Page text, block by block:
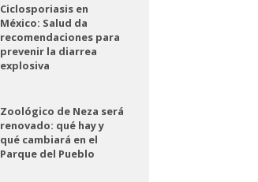
Ciclosporiasis en
México: Salud da
recomendaciones para
prevenir la diarrea
explosiva
Zoológico de Neza será
renovado: qué hay y
qué cambiará en el
Parque del Pueblo